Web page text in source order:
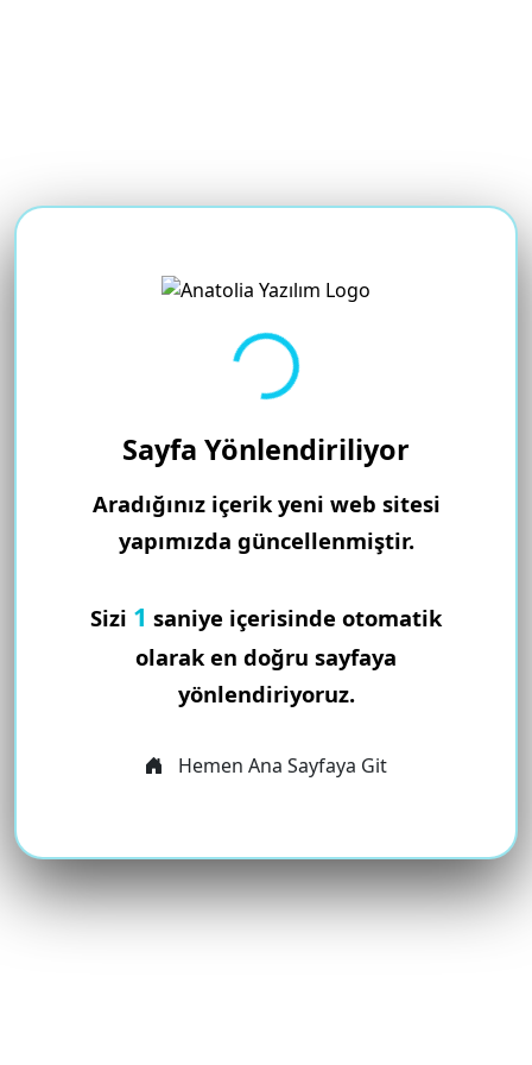
Yükleniyor...
Sayfa Yönlendiriliyor
Aradığınız içerik yeni web sitesi
yapımızda güncellenmiştir.
Sizi 1 saniye içerisinde otomatik
olarak en doğru sayfaya
yönlendiriyoruz.
Hemen Ana Sayfaya Git